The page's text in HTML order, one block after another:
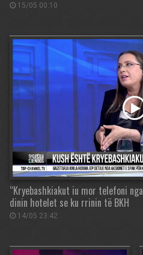
15/05 00:10
“Kryebashkiakut iu mor telefoni nga
dinin hotelet se ku rrinin të BKH
14/05 23:42